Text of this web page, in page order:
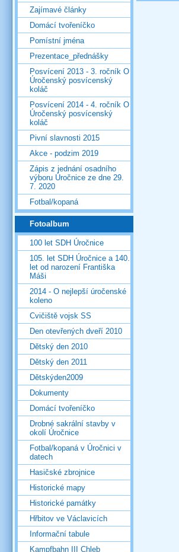
Zajímavé články
Domácí tvořeníčko
Pomístní jména
Prezentace_přednášky
Posvícení 2013 - 3. ročník O
Úročenský posvícenský
koláč
Posvícení 2014 - 4. ročník O
Úročenský posvícenský
koláč
Pivní slavnosti 2015
Akce - podzim 2019
Zápis z jednání osadního
výboru Úročnice ze dne 29.
7. 2020
Fotbal/kopaná
Fotoalbum
100 let SDH Úročnice
105. let SDH Úročnice a 140.
let od narození Františka
Máši
2014 - O nejlepší úročenské
koleno
Cvičiště vojsk SS
Den otevřených dveří 2010
Dětský den 2010
Dětský den 2011
Dětskýden2009
Dokumenty
Domácí tvořeníčko
Drobné sakrální stavby v
okolí Úročnice
Fotbal/kopaná v Úročnici v
datech
Hasičské zbrojnice
Historické mapy
Historické památky
Hřbitov ve Václavicích
Informační tabule
Kampfbahn III Chleb